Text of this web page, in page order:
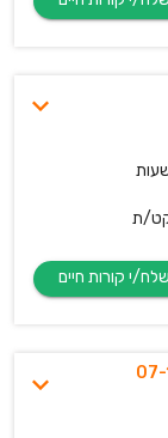
ת
שכר כ-11,000 ש"ח 07-16